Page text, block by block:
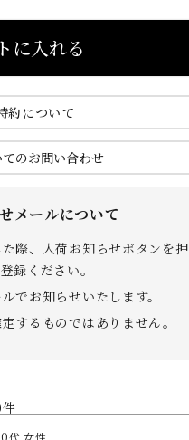
に入れる
約について
のお問い合わせ
メールについて
際、入荷お知らせボタンを押
録ください。
でお知らせいたします。
するものではありません。